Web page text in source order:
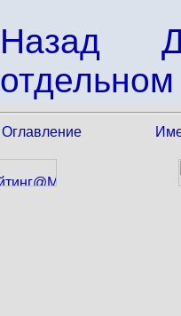
Назад
Оглавление